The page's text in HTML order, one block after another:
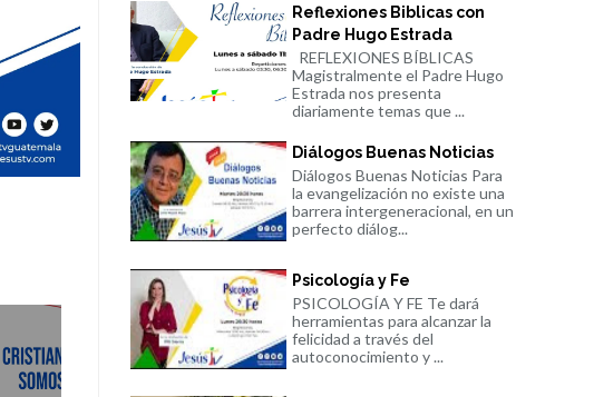
Reflexiones Biblicas con
Padre Hugo Estrada
REFLEXIONES BÍBLICAS
Magistralmente el Padre Hugo
Estrada nos presenta
diariamente temas que ...
Diálogos Buenas Noticias
Diálogos Buenas Noticias Para
la evangelización no existe una
barrera intergeneracional, en un
perfecto diálog...
Psicología y Fe
PSICOLOGÍA Y FE Te dará
herramientas para alcanzar la
felicidad a través del
autoconocimiento y ...